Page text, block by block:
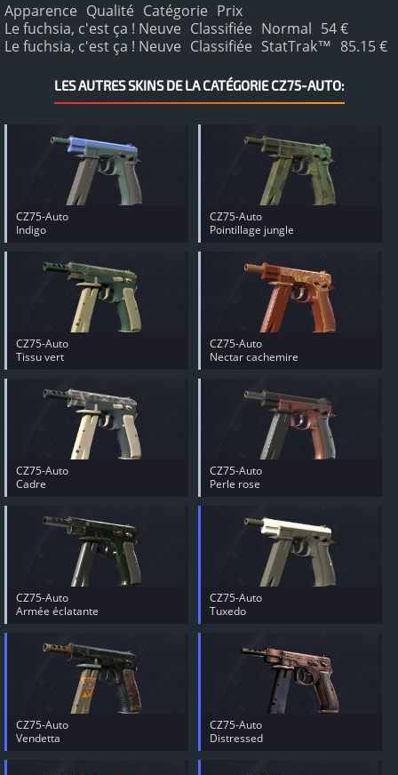
Apparence Qualité Catégorie Prix
Le fuchsia, c'est ça ! Neuve Classifiée Normal 54 €
Le fuchsia, c'est ça ! Neuve Classifiée StatTrak™ 85.15 €
LES AUTRES SKINS DE LA CATÉGORIE CZ75-AUTO:
CZ75-Auto
Indigo
CZ75-Auto
Pointillage jungle
CZ75-Auto
Tissu vert
CZ75-Auto
Nectar cachemire
CZ75-Auto
Cadre
CZ75-Auto
Perle rose
CZ75-Auto
Armée éclatante
CZ75-Auto
Tuxedo
CZ75-Auto
Vendetta
CZ75-Auto
Distressed